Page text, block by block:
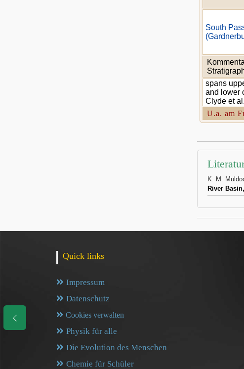
South
spans
and lower
Clyde et
U.a. am
K. M.
River
Quick links
Impressum
Datenschutz
Cookies verwalten
Physik für alle
Die Evolution des Menschen
Chemie für Schüler